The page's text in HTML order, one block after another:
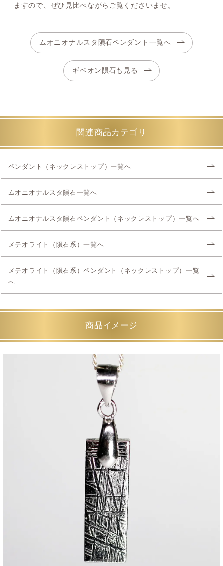
ますので、ぜひ見比べながらご覧くださいませ。
ムオニオナルスタ隕石ペンダント一覧へ
ギベオン隕石も見る
関連商品カテゴリ
ペンダント（ネックレストップ）一覧へ
ムオニオナルスタ隕石一覧へ
ムオニオナルスタ隕石ペンダント（ネックレストップ）一覧へ
メテオライト（隕石系）一覧へ
メテオライト（隕石系）ペンダント（ネックレストップ）一覧
へ
商品イメージ